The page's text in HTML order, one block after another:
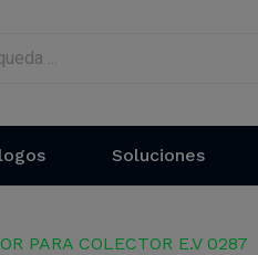
Soluciones
PARA COLECTOR E.V 0287